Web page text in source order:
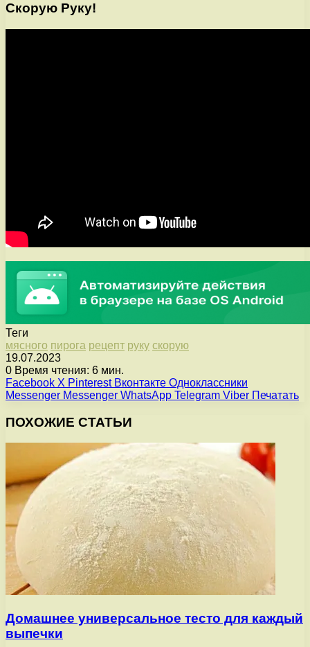
Скорую Руку!
Теги
мясного пирога рецепт руку скорую
19.07.2023
0 Время чтения: 6 мин.
Facebook X Pinterest Вконтакте Одноклассники
Messenger Messenger WhatsApp Telegram Viber Печатать
ПОХОЖИЕ СТАТЬИ
Домашнее универсальное тесто для каждый
выпечки